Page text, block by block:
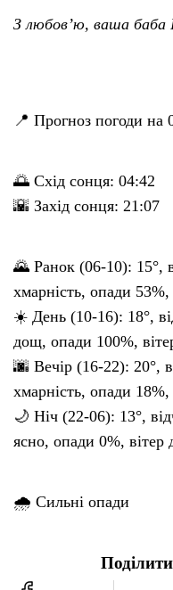
З любов’ю, ваша
📍 Прогноз погоди на
🌅 Схід сонця: 04:42
🌇 Захід сонця: 21:07
🌄 Ранок (06-10): 15°,
хмарність, опади
☀️ День (10-16): 18°,
дощ, опади 100%,
🌆 Вечір (16-22): 20°,
хмарність, опади
🌙 Ніч (22-06): 13°,
ясно, опади 0%, вітер
🌧 Сильні опади